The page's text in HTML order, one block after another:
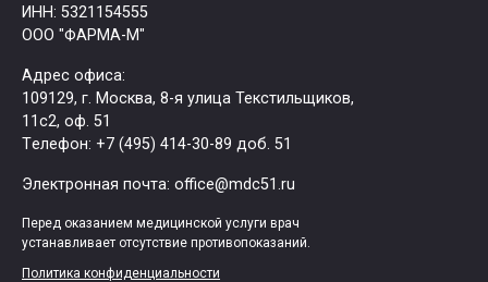
ИНН: 5321154555
ООО "ФАРМА-М"
Адрес офиса:
109129, г. Москва, ​8-я улица Текстильщиков,
11с2, оф. 51
Tелефон: +7 (495) 414-30-89 доб. 51
Электронная почта: office@mdc51.ru
Перед оказанием медицинской услуги врач
устанавливает отсутствие противопоказаний.
Политика конфиденциальности